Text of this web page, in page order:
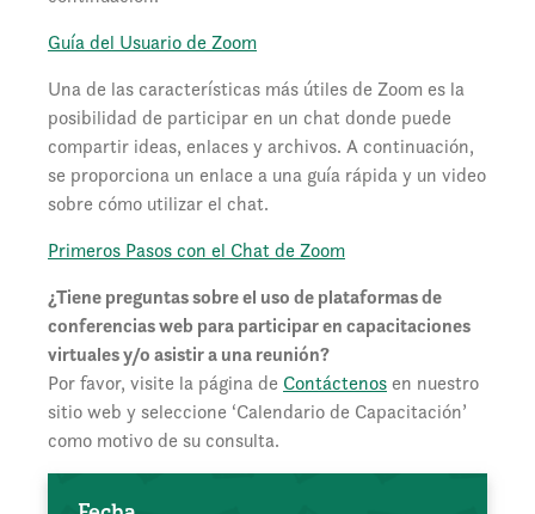
Guía del Usuario de Zoom
Una de las características más útiles de Zoom es la
posibilidad de participar en un chat donde puede
compartir ideas, enlaces y archivos. A continuación,
se proporciona un enlace a una guía rápida y un video
sobre cómo utilizar el chat.
Primeros Pasos con el Chat de Zoom
¿Tiene preguntas sobre el uso deplataformasde
conferenciasweb para participar en capacitaciones
virtuales y/o asistir a una reunión?
Por favor, visite la página de Contáctenosen nuestro
sitio web y seleccione ‘Calendario de Capacitación’
como motivo de su consulta.